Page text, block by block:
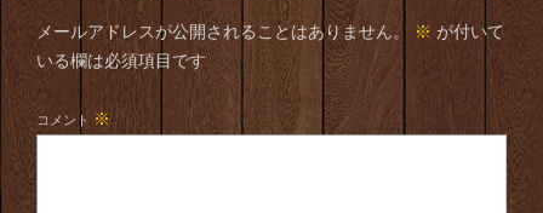
メールアドレスが公開されることはありません。 ※ が付いて
いる欄は必須項目です
コメント ※